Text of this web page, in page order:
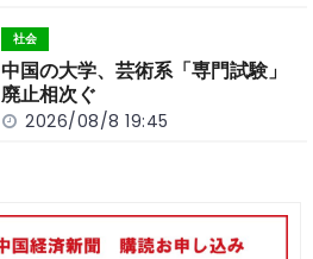
社会
中国の大学、芸術系「専門試験」
廃止相次ぐ
2026/08/8 19:45